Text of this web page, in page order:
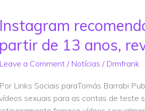
Instagram
partir de 13 anos,
Leave a Comment / Notícias / Drmfrank
Por Links Sociais paraTomás Barrabi
sexuais para as contas de teste
Instagram
recomenda
vídeos
sexuais
usuários